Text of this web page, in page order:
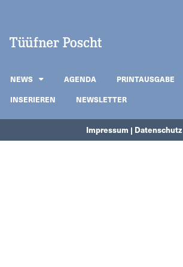
NEWS AGENDA PRINTAUSGABE
INSERIEREN
NEWSLETTER
Impressum | Datenschutz